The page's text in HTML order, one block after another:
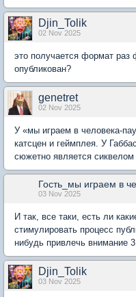
Djin_Tolik
02 Nov 2025
это получается формат
опубликован?
genetret
02 Nov 2025
У «мы играем в человека-
катсцен и геймплея. У
сюжетно является
Гость_мы играем в
03 Nov 2025
И так, все таки, есть ли
стимулировать процесс
нибудь привлечь внимание
Djin_Tolik
03 Nov 2025